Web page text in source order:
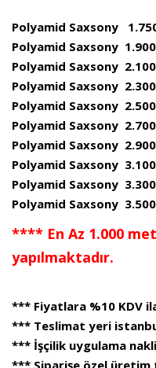
Polyamid Saxsony
Polyamid Saxsony
Polyamid Saxsony
Polyamid Saxsony
Polyamid Saxsony
Polyamid Saxsony
Polyamid Saxsony
Polyamid Saxsony
Polyamid Saxsony
Polyamid Saxsony
**** En Az 1.000
yapılmaktadır.
*** Fiyatlara %10 KDV
*** Teslimat yeri
*** İşçilik uygulama
*** Siparişe özel üretim